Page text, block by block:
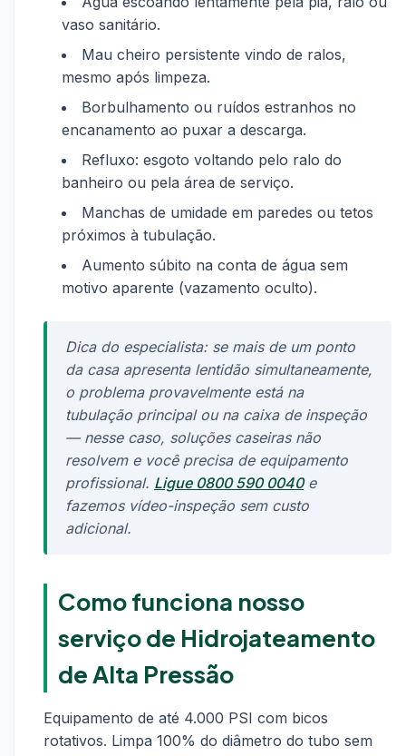
vaso sanitário.
Mau cheiro persistente vindo de ralos,
mesmo após limpeza.
Borbulhamento ou ruídos estranhos no
encanamento ao puxar a descarga.
Refluxo: esgoto voltando pelo ralo do
banheiro ou pela área de serviço.
Manchas de umidade em paredes ou tetos
próximos à tubulação.
Aumento súbito na conta de água sem
motivo aparente (vazamento oculto).
Dica do especialista: se mais de um ponto
da casa apresenta lentidão simultaneamente,
o problema provavelmente está na
tubulação principal ou na caixa de inspeção
— nesse caso, soluções caseiras não
resolvem e você precisa de equipamento
profissional. Ligue 0800 590 0040e
fazemos vídeo-inspeção sem custo
adicional.
Como funciona nosso
serviço de Hidrojateamento
de Alta Pressão
Equipamento de até 4.000 PSI com bicos
rotativos. Limpa 100% do diâmetro do tubo sem